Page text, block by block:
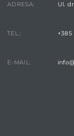
ADRESA: Ul.
TEL.: +385
E-MAIL: